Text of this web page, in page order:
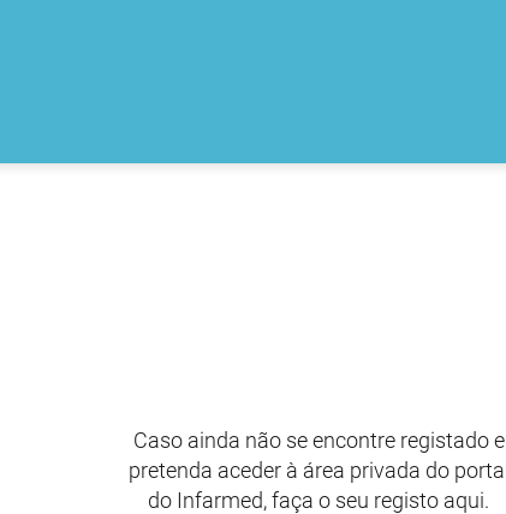
Caso ainda não se encontre registado e
pretenda aceder à área privada do portal
do Infarmed, faça o seu registo aqui.